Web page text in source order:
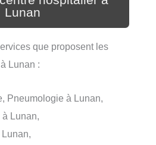
Lunan
que proposent les
Lunan :
Pneumologie à Lunan,
Lunan,